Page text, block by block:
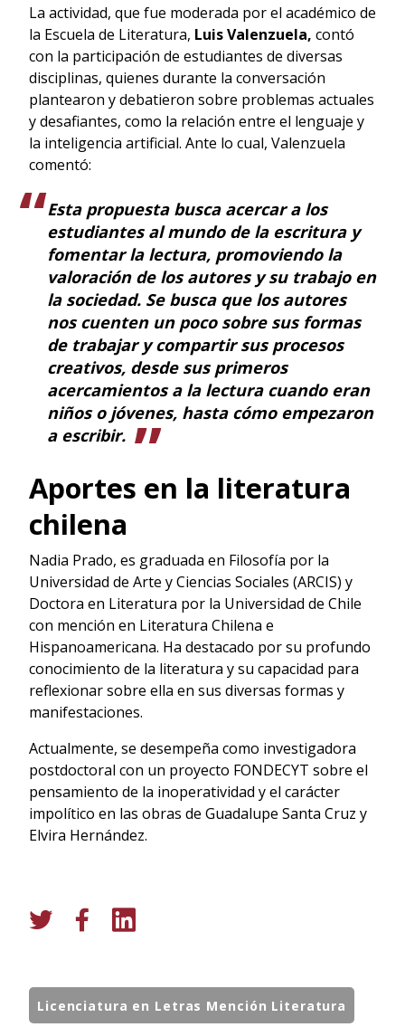
La actividad, que fue moderada por el académico de
la Escuela de Literatura, Luis Valenzuela, contó
con la participación de estudiantes de diversas
disciplinas, quienes durante la conversación
plantearon y debatieron sobre problemas actuales
y desafiantes, como la relación entre el lenguaje y
la inteligencia artificial. Ante lo cual, Valenzuela
comentó:
Esta propuesta busca acercar a los
estudiantes al mundo de la escritura y
fomentar la lectura, promoviendo la
valoración de los autores y su trabajo en
la sociedad. Se busca que los autores
nos cuenten un poco sobre sus formas
de trabajar y compartir sus procesos
creativos, desde sus primeros
acercamientos a la lectura cuando eran
niños o jóvenes, hasta cómo empezaron
a escribir.
Aportes en la literatura
chilena
Nadia Prado, es graduada en Filosofía por la
Universidad de Arte y Ciencias Sociales (ARCIS) y
Doctora en Literatura por la Universidad de Chile
con mención en Literatura Chilena e
Hispanoamericana. Ha destacado por su profundo
conocimiento de la literatura y su capacidad para
reflexionar sobre ella en sus diversas formas y
manifestaciones.
Actualmente, se desempeña como investigadora
postdoctoral con un proyecto FONDECYT sobre el
pensamiento de la inoperatividad y el carácter
impolítico en las obras de Guadalupe Santa Cruz y
Elvira Hernández.
Licenciatura en Letras Mención Literatura